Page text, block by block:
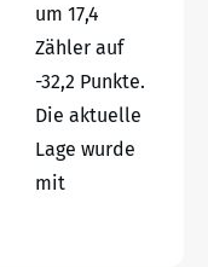
um 17,4
Zähler auf
-32,2 Punkte.
Die aktuelle
Lage wurde
mit